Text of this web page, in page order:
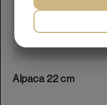
Alpaca 22 cm